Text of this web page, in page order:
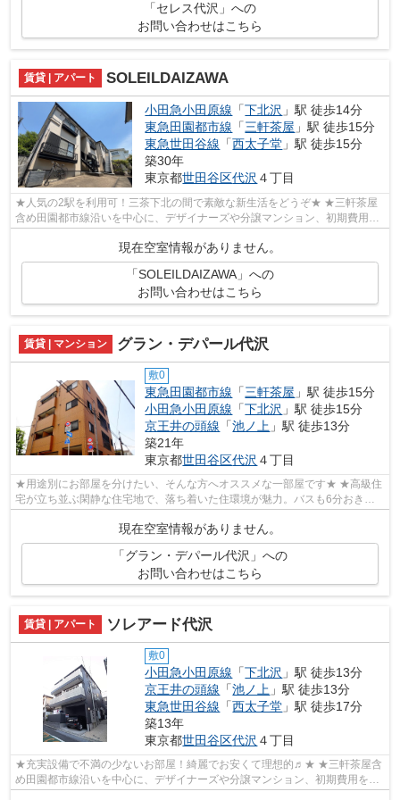
「セレス代沢」への
お問い合わせはこちら
賃貸 | アパート SOLEILDAIZAWA
小田急小田原線 「下北沢 」駅 徒歩14分
東急田園都市線 「三軒茶屋 」駅 徒歩15分
東急世田谷線 「西太子堂 」駅 徒歩15分
築30年
東京都世田谷区代沢 ４丁目
★人気の2駅を利用可！三茶下北の間で素敵な新生活をどうぞ★ ★三軒茶屋
含め田園都市線沿いを中心に、デザイナーズや分譲マンション、初期費用を
現在空室情報がありません。
「SOLEILDAIZAWA」への
お問い合わせはこちら
賃貸 | マンション グラン・デパール代沢
敷0
東急田園都市線 「三軒茶屋 」駅 徒歩15分
小田急小田原線 「下北沢 」駅 徒歩15分
京王井の頭線 「池ノ上 」駅 徒歩13分
築21年
東京都世田谷区代沢 ４丁目
★用途別にお部屋を分けたい、そんな方へオススメな一部屋です★ ★高級住
宅が立ち並ぶ閑静な住宅地で、落ち着いた住環境が魅力。バスも6分おきに
渋谷駅行きが出ており、交通便もGOOD♪2部...
現在空室情報がありません。
「グラン・デパール代沢」への
お問い合わせはこちら
賃貸 | アパート ソレアード代沢
敷0
小田急小田原線 「下北沢 」駅 徒歩13分
京王井の頭線 「池ノ上 」駅 徒歩13分
東急世田谷線 「西太子堂 」駅 徒歩17分
築13年
東京都世田谷区代沢 ４丁目
★充実設備で不満の少ないお部屋！綺麗でお安くて理想的♬★ ★三軒茶屋含
め田園都市線沿いを中心に、デザイナーズや分譲マンション、初期費用を抑